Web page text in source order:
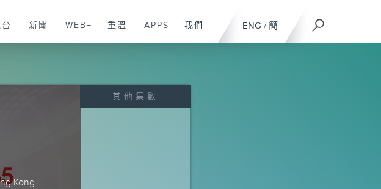
ENG / 簡
新聞 WEB+ 重溫 APPS 我們
Kong.
其他集數